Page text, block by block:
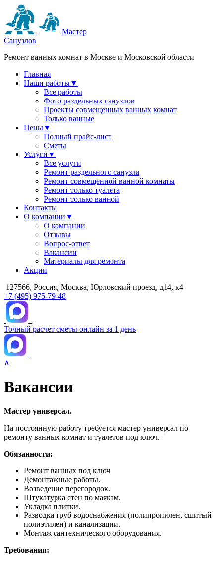
Мастер
Санузлов
Ремонт ванных комнат в Москве и Московской области
Главная
Наши работы▼
Все работы
Фото раздельных санузлов
Проекты совмещенных ванных комнат
Только ванные
Цены▼
Полный прайс-лист
Сметы
Услуги ▼
Все услуги
Ремонт раздельного санузла
Ремонт совмещенной ванной комнаты
Ремонт только туалета
Ремонт только ванной
Контакты
О компании ▼
О компании
Отзывы
Вопрос-ответ
Вакансии
Материалы для ремонта
Акции
127566, Россия, Москва, Юрловский проезд, д14, к4
+7 (495) 975-79-48
Точный расчет сметы онлайн за 1 день
∧
Вакансии
Мастер универсал.
На постоянную работу требуется мастер универсал по
ремонту ванных комнат и туалетов под ключ.
Обязанности:
Ремонт ванных под ключ
Демонтажные работы.
Возведение перегородок.
Штукатурка стен по маякам.
Укладка плитки.
Разводка труб водоснабжения (полипропилен, сшитый
полиэтилен) и канализации.
Монтаж сантехнического оборудования.
Требования: